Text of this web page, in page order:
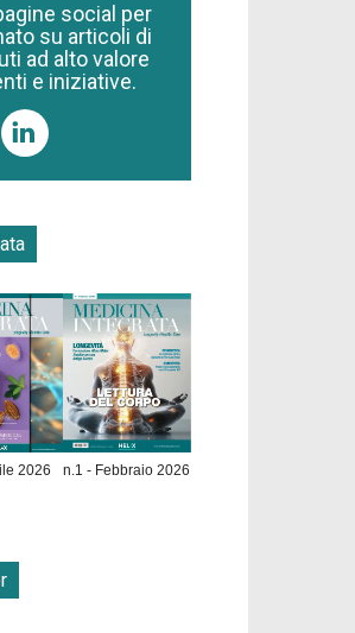
social per
su articoli di
ad alto valore
e iniziative.
2026 n.1 - Febbraio 2026